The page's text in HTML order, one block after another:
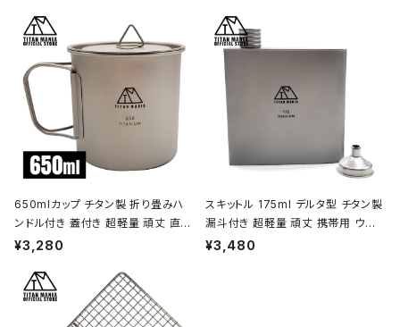
ンプ アウトドア キャンプ用品 収納袋
付き
プ BBQ バーベキュー アウトドア キ
ャンプ用品 収納袋付き
650mlカップ チタン製 折り畳みハ
ンドル付き 蓋付き 超軽量 頑丈 直火
OK シングルマグカップ クッカー ソ
トドア キャンプ用品 収納袋付き
¥3,280
スキットル 175ml デルタ型 チタン製
漏斗付き 超軽量 頑丈 携帯用 ウイ
スキー ボトル ヒップフラスコ 水筒 ソ
¥3,480